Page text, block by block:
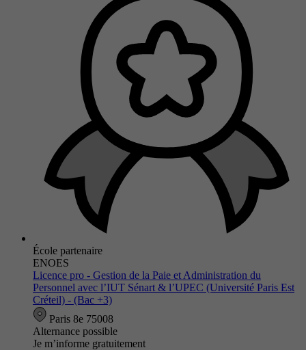
École partenaire
ENOES
Licence pro - Gestion de la Paie et Administration du
Personnel avec l’IUT Sénart & l’UPEC (Université Paris Est
Créteil) - (Bac +3)
Paris 8e 75008
Alternance possible
Je m’informe gratuitement